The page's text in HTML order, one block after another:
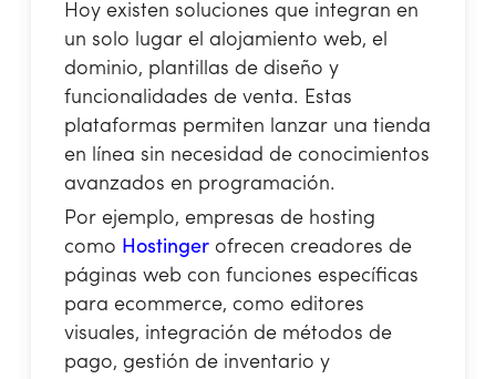
Hoy existen soluciones que integran en
un solo lugar el alojamiento web, el
dominio, plantillas de diseño y
funcionalidades de venta. Estas
plataformas permiten lanzar una tienda
en línea sin necesidad de conocimientos
avanzados en programación.
Por ejemplo, empresas de hosting
como Hostinger ofrecen creadores de
páginas web con funciones específicas
para ecommerce, como editores
visuales, integración de métodos de
pago, gestión de inventario y